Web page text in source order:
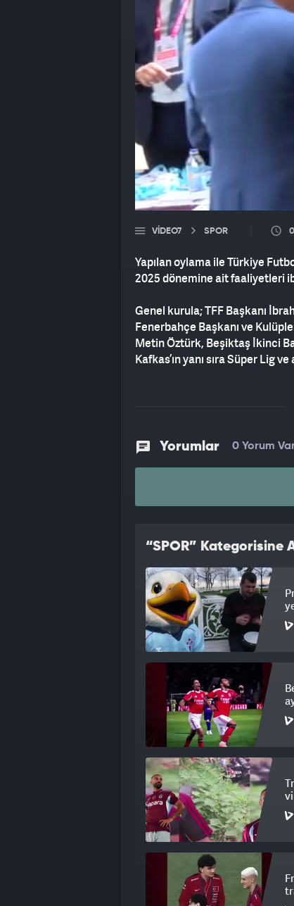
VIDEO7 SPOR
Yapılan oylama ile Türkiye
2025 dönemine ait faaliyetleri
Genel kurula; TFF Başkanı
Fenerbahçe Başkanı ve
Metin Öztürk, Beşiktaş İkinci
Kafkas’ın yanı sıra Süper Lig
Yorumlar 0 Yorum
“SPOR” Kategorisine